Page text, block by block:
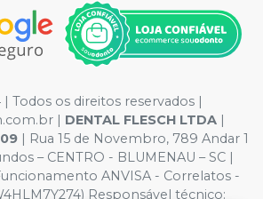
Todos os direitos reservados |
| DENTAL FLESCH LTDA
| Rua 15 de Novembro, 789 Andar 1
– CENTRO - BLUMENAU – SC |
ANVISA - Correlatos -
Responsável técnico: